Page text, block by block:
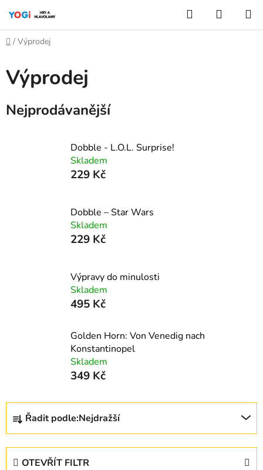
obsah
Hledat
KOŠÍK
Domů
/ Výprodej
Výprodej
Nejprodávanější
Dobble - L.O.L. Surprise!
Skladem
229 Kč
Dobble – Star Wars
Skladem
229 Kč
Výpravy do minulosti
Skladem
495 Kč
Golden Horn: Von Venedig nach
Konstantinopel
Skladem
349 Kč
Ř
z
Řadit podle:Nejdražší
OTEVŘÍT FILTR